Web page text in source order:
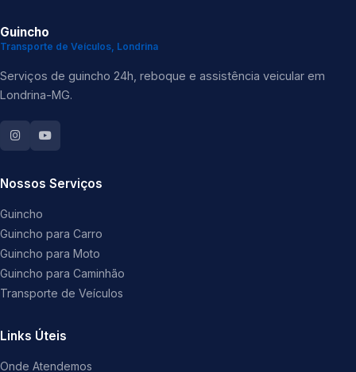
Guincho
Transporte de Veículos, Londrina
Serviços de guincho 24h, reboque e assistência veicular em
Londrina-MG.
Nossos Serviços
Guincho
Guincho para Carro
Guincho para Moto
Guincho para Caminhão
Transporte de Veículos
Links Úteis
Onde Atendemos